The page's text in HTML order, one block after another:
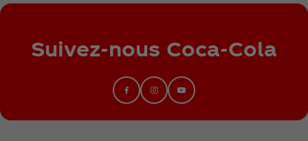
Suivez-nous Coca‑Cola